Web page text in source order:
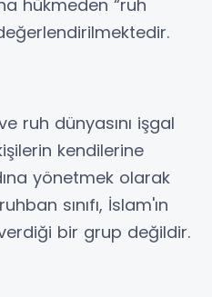
hükmeden “ruh
ruh dünyasını işgal
kendilerine
yönetmek olarak
sınıfı, İslam'ın
bir grup değildir.